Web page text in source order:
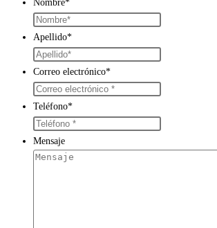
Nombre*
Apellido*
Correo electrónico*
Teléfono*
Mensaje